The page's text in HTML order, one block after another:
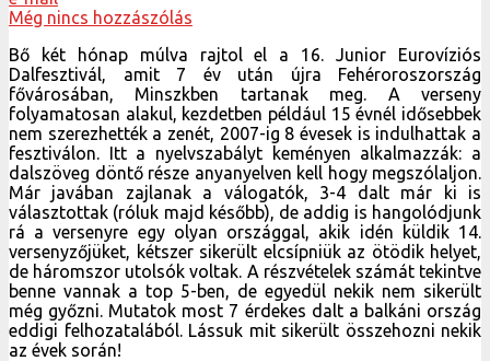
Még nincs hozzászólás
Bő két hónap múlva rajtol el a 16. Junior Eurovíziós
Dalfesztivál, amit 7 év után újra Fehéroroszország
fővárosában, Minszkben tartanak meg. A verseny
folyamatosan alakul, kezdetben például 15 évnél idősebbek
nem szerezhették a zenét, 2007-ig 8 évesek is indulhattak a
fesztiválon. Itt a nyelvszabályt keményen alkalmazzák: a
dalszöveg döntő része anyanyelven kell hogy megszólaljon.
Már javában zajlanak a válogatók, 3-4 dalt már ki is
választottak (róluk majd később), de addig is hangolódjunk
rá a versenyre egy olyan országgal, akik idén küldik 14.
versenyzőjüket, kétszer sikerült elcsípniük az ötödik helyet,
de háromszor utolsók voltak. A részvételek számát tekintve
benne vannak a top 5-ben, de egyedül nekik nem sikerült
még győzni. Mutatok most 7 érdekes dalt a balkáni ország
eddigi felhozatalából. Lássuk mit sikerült összehozni nekik
az évek során!